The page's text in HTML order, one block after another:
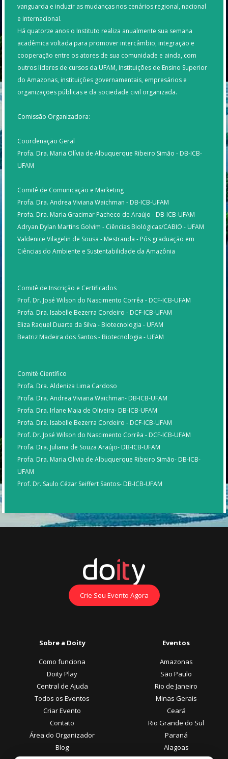
vanguarda e induzir as mudanças nos cenários regional, nacional
e internacional.
Há quatorze anos o Instituto realiza anualmente sua semana
acadêmica voltada para promover intercâmbio, integração e
cooperação entre os atores de sua comunidade e ainda, com
outros líderes de cursos da UFAM, Instituições de Ensino Superior
do Amazonas, instituições governamentais, empresários e
organizações públicas e da sociedade civil organizada.
Comissão Organizadora:
Coordenação Geral
Profa. Dra. Maria Olívia de Albuquerque Ribeiro Simão - DB-ICB-
UFAM
Comitê de Comunicação e Marketing
Profa. Dra. Andrea Viviana Waichman - DB-ICB-UFAM
Profa. Dra. Maria Gracimar Pacheco de Araújo - DB-ICB-UFAM
Adryan Dylan Martins Golvim - Ciências Biológicas/CABIO - UFAM
Valdenice Vilagelin de Sousa - Mestranda - Pós graduação em
Ciências do Ambiente e Sustentabilidade da Amazônia
Comitê de Inscrição e Certificados
Prof. Dr. José Wilson do Nascimento Corrêa - DCF-ICB-UFAM
Profa. Dra. Isabelle Bezerra Cordeiro - DCF-ICB-UFAM
Eliza Raquel Duarte da Silva - Biotecnologia - UFAM
Beatriz Madeira dos Santos - Biotecnologia - UFAM
Comitê Científico
Profa. Dra. Aldeniza Lima Cardoso
Profa. Dra. Andrea Viviana Waichman- DB-ICB-UFAM
Profa. Dra. Irlane Maia de Oliveira- DB-ICB-UFAM
Profa. Dra. Isabelle Bezerra Cordeiro - DCF-ICB-UFAM
Prof. Dr. José Wilson do Nascimento Corrêa - DCF-ICB-UFAM
Profa. Dra. Juliana de Souza Araújo- DB-ICB-UFAM
Profa. Dra. Maria Olivia de Albuquerque Ribeiro Simão- DB-ICB-
UFAM
Prof. Dr. Saulo Cézar Seiffert Santos- DB-ICB-UFAM
Crie Seu Evento Agora
Sobre a Doity
Como funciona
Doity Play
Central de Ajuda
Todos os Eventos
Criar Evento
Contato
Área do Organizador
Blog
Eventos
Amazonas
São Paulo
Rio de Janeiro
Minas Gerais
Ceará
Rio Grande do Sul
Paraná
Alagoas